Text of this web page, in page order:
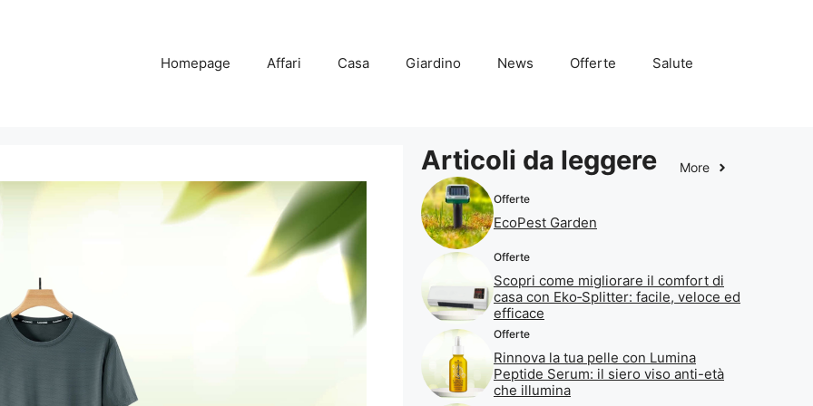
Homepage Affari Casa Giardino News Offerte Salute
Articoli da leggere More
Offerte
EcoPest Garden
Offerte
Scopri come migliorare il comfort di
casa con Eko‑Splitter: facile, veloce ed
efficace
Offerte
Rinnova la tua pelle con Lumina
Peptide Serum: il siero viso anti-età
che illumina